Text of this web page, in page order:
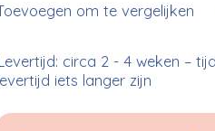
om te vergelijken
circa 2 - 4 weken –
iets langer zijn